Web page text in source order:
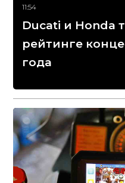
11:54
Ducati и Honda
рейтинге
года